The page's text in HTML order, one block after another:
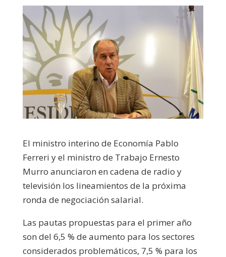
El ministro interino de Economía Pablo
Ferreri y el ministro de Trabajo Ernesto
Murro anunciaron en cadena de radio y
televisión los lineamientos de la próxima
ronda de negociación salarial.
Las pautas propuestas para el primer año
son del 6,5 % de aumento para los sectores
considerados problemáticos, 7,5 % para los